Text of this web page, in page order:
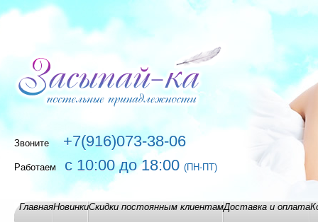
Звоните+7(916)073-38-06
Работаем с 10:00 до 18:00 (ПН-ПТ)
ГлавнаяНовинкиСкидки постоянным клиентамДоставка и оплата